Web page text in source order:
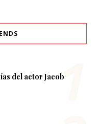
del actor Jacob